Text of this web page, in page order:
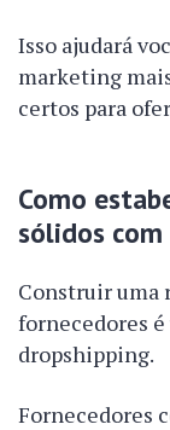
Isso ajudará
marketing
certos para
Como
sólidos
Construir uma
fornecedores é
dropshipping.
Fornecedores